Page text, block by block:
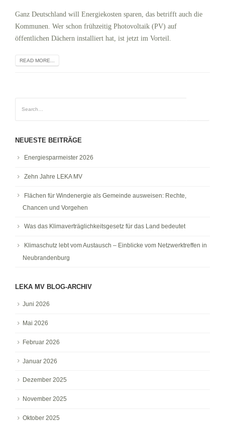
Ganz Deutschland will Energiekosten sparen, das betrifft auch die
Kommunen. Wer schon frühzeitig Photovoltaik (PV) auf
öffentlichen Dächern installiert hat, ist jetzt im Vorteil.
READ MORE...
NEUESTE BEITRÄGE
Energiesparmeister 2026
Zehn Jahre LEKA MV
Flächen für Windenergie als Gemeinde ausweisen: Rechte,
Chancen und Vorgehen
Was das Klimaverträglichkeitsgesetz für das Land bedeutet
Klimaschutz lebt vom Austausch – Einblicke vom Netzwerktreffen in
Neubrandenburg
LEKA MV BLOG-ARCHIV
Juni 2026
Mai 2026
Februar 2026
Januar 2026
Dezember 2025
November 2025
Oktober 2025